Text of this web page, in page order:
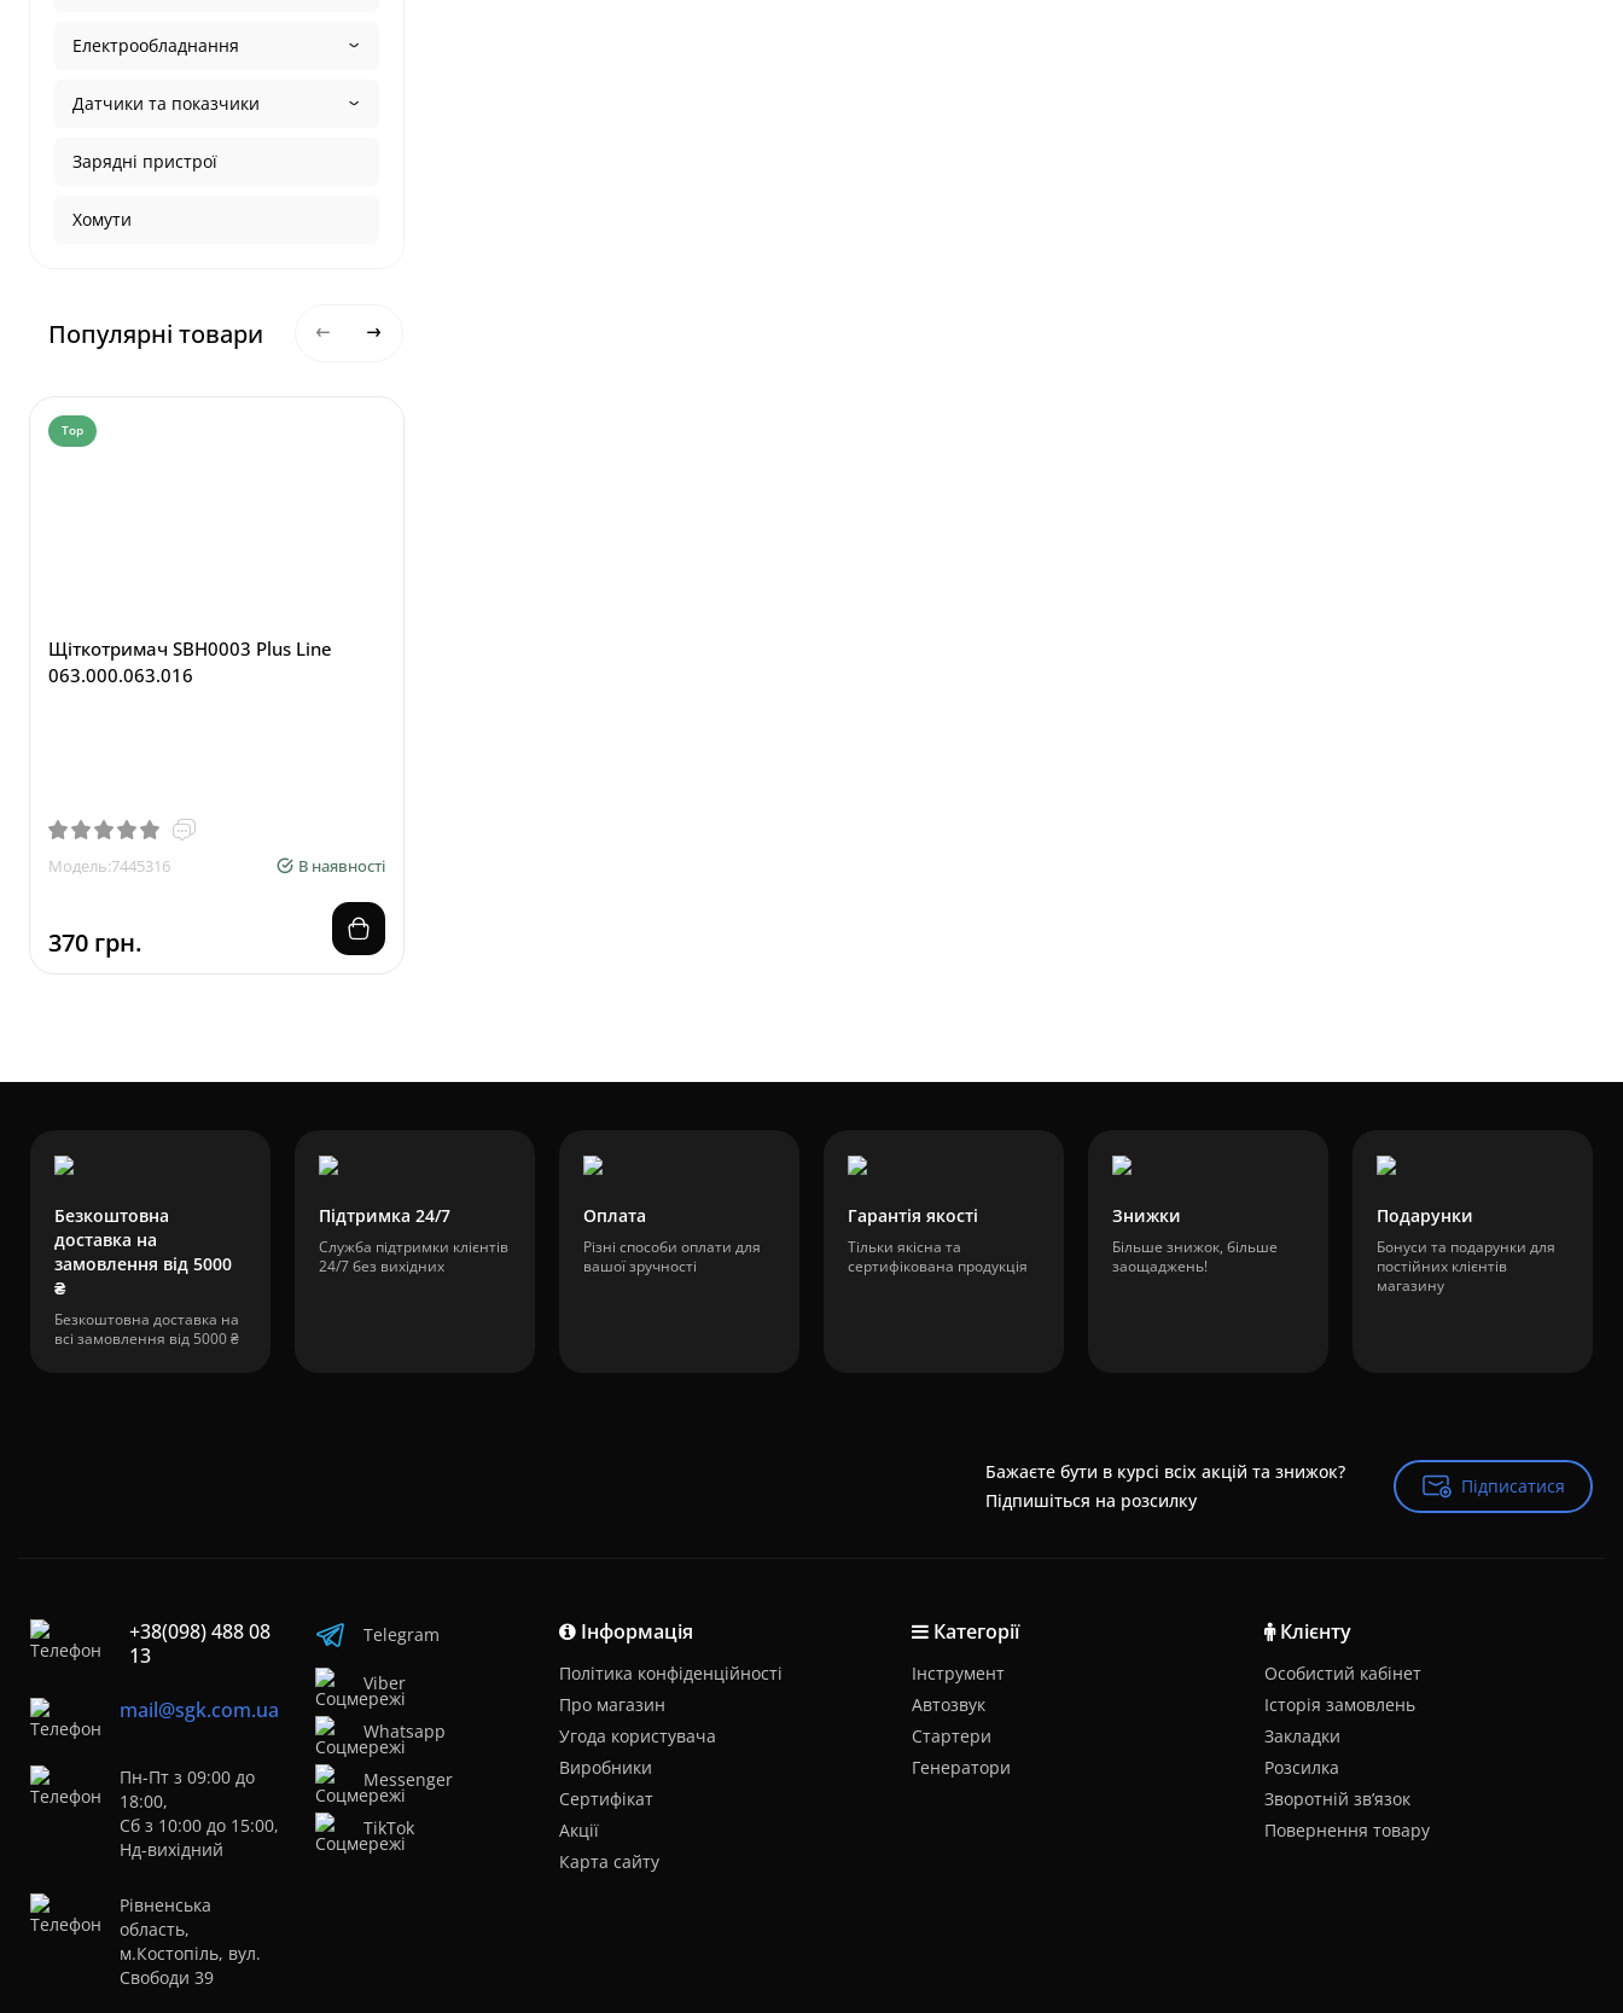
Електрообладнання
Датчики та показчики
Зарядні пристрої
Хомути
Популярні товари
карбюратора
від
Top
Щіткотримач SBH0003 Plus Line
063.000.063.016
Модель:7445316 В наявності
370 грн.
Безкоштовна
доставка на
замовлення від 5000
₴
Безкоштовна доставка на
всі замовлення від 5000 ₴
Підтримка 24/7
Служба підтримки клієнтів
24/7 без вихідних
Оплата
Різні способи оплати для
вашої зручності
Гарантія якості
Тільки якісна та
сертифікована продукція
Знижки
Більше знижок, більше
заощаджень!
Подарунки
Бонуси та подарунки для
постійних клієнтів
магазину
Бажаєте бути в курсі всіх акцій та знижок?
Підпишіться на розсилку
Підписатися
Підписатися
+38(098) 488 08
13
mail@sgk.com.ua
Пн-Пт з 09:00 до
18:00,
Сб з 10:00 до 15:00,
Нд-вихідний
Рівненська
область,
м.Костопіль, вул.
Свободи 39
Telegram
Viber
Whatsapp
Messenger
TikTok
Інформація
Політика конфіденційності
Про магазин
Угода користувача
Виробники
Сертифікат
Акції
Карта сайту
Категорії
Інструмент
Автозвук
Стартери
Генератори
Клієнту
Особистий кабінет
Історія замовлень
Закладки
Розсилка
Зворотній зв’язок
Повернення товару